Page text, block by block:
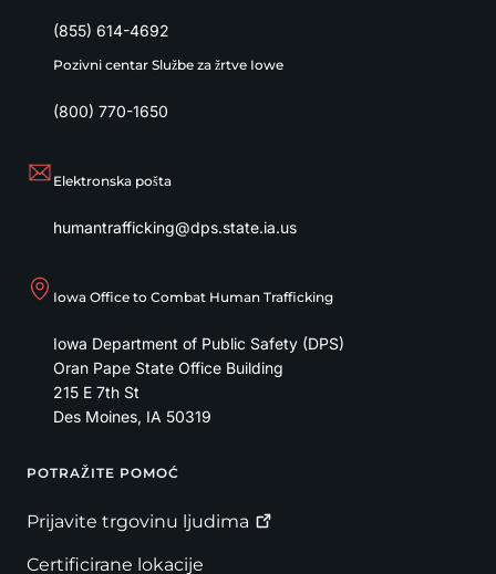
(855) 614-4692
Pozivni centar Službe za žrtve Iowe
(800) 770-1650
Elektronska pošta
humantrafficking@dps.state.ia.us
Iowa Office to Combat Human Trafficking
Iowa Department of Public Safety (DPS)
Oran Pape State Office Building
215 E 7th St
Des Moines, IA 50319
Footer
POTRAŽITE POMOĆ
Prijavite trgovinu ljudima
Certificirane lokacije